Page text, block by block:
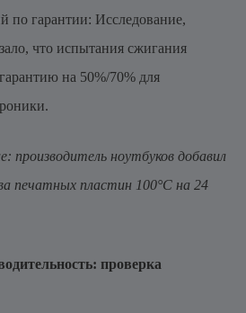
по гарантии: Исследование,
что испытания сжигания
на 50%/70% для
производитель ноутбуков добавил
печатных пластин 100°C на 24
проверка